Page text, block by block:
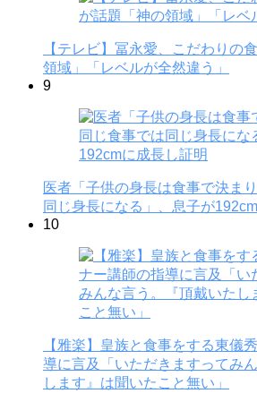
【テレビ】冨永愛、こだわりの
領域」「レベルが全然違う」
9
医者「子供の身長は食事で決ま
同じ身長になる」、息子が
10
【雅楽】皇族と食事をする東儀
導に言及「いただきますってみ
します』は聞いたこと無い」